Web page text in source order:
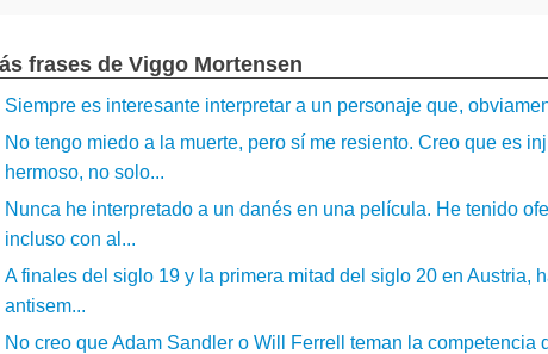
frases de Viggo Mortensen
Siempre es interesante interpretar a un personaje que,
No tengo miedo a la muerte, pero sí me resiento. Creo que es
hermoso, no solo...
Nunca he interpretado a un danés en una película. He tenido
incluso con al...
A finales del siglo 19 y la primera mitad del siglo 20 en Austria,
antisem...
No creo que Adam Sandler o Will Ferrell teman la competencia